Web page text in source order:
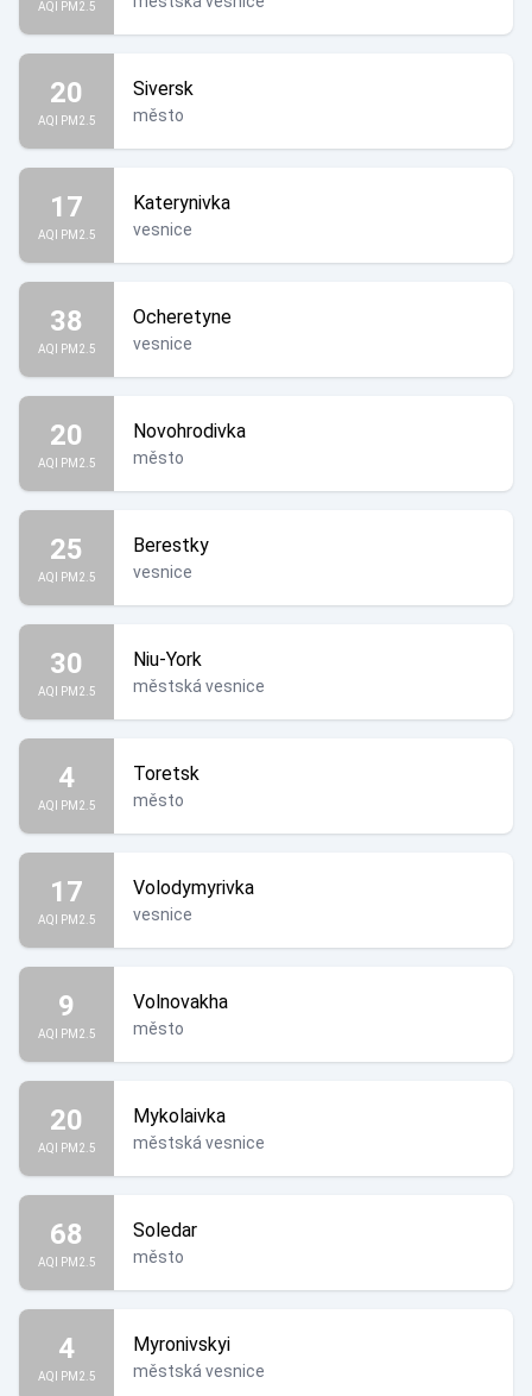
AQI PM2.5
20
AQI PM2.5
Siversk
město
17
AQI PM2.5
Katerynivka
vesnice
38
AQI PM2.5
Ocheretyne
vesnice
20
AQI PM2.5
Novohrodivka
město
25
AQI PM2.5
Berestky
vesnice
30
AQI PM2.5
Niu-York
městská vesnice
4
AQI PM2.5
Toretsk
město
17
AQI PM2.5
Volodymyrivka
vesnice
9
AQI PM2.5
Volnovakha
město
20
AQI PM2.5
Mykolaivka
městská vesnice
68
AQI PM2.5
Soledar
město
4
AQI PM2.5
Myronivskyi
městská vesnice